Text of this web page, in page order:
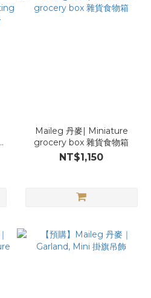
Maileg 丹麥| Miniature
grocery box 雜貨食物箱
NT$1,150